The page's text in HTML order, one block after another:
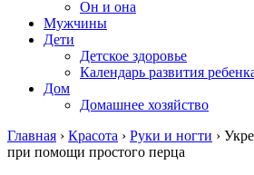
Он и она
Мужчины
Дети
Детское здоровье
Календарь развития
Дом
Домашнее хозяйство
Главная › Красота › Руки и ногти ›
при помощи простого перца